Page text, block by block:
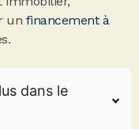
un financement à
dans le